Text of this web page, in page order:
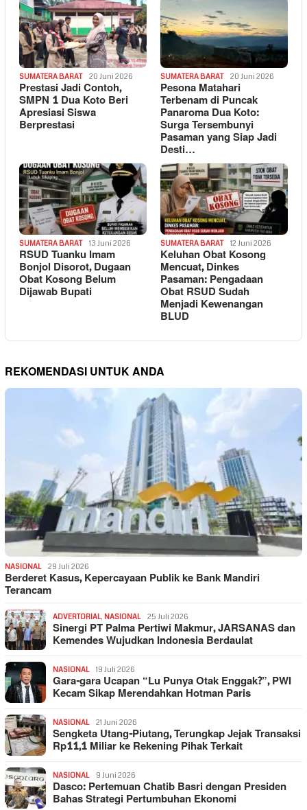
SUMATERA BARAT 20 Juni 2026
Prestasi Jadi Contoh,
SMPN 1 Dua Koto Beri
Apresiasi Siswa
Berprestasi
SUMATERA BARAT 20 Juni 2026
Pesona Matahari
Terbenam di Puncak
Panaroma Dua Koto:
Surga Tersembunyi
Pasaman yang Siap Jadi
Desti…
SUMATERA BARAT 13 Juni 2026
RSUD Tuanku Imam
Bonjol Disorot, Dugaan
Obat Kosong Belum
Dijawab Bupati
SUMATERA BARAT 12 Juni 2026
Keluhan Obat Kosong
Mencuat, Dinkes
Pasaman: Pengadaan
Obat RSUD Sudah
Menjadi Kewenangan
BLUD
REKOMENDASI UNTUK ANDA
NASIONAL 29 Juli 2026
Berderet Kasus, Kepercayaan Publik ke Bank Mandiri
Terancam
ADVERTORIAL, NASIONAL 25 Juli 2026
Sinergi PT Palma Pertiwi Makmur, JARSANAS dan
Kemendes Wujudkan Indonesia Berdaulat
NASIONAL 19 Juli 2026
Gara-gara Ucapan “Lu Punya Otak Enggak?”, PWI
Kecam Sikap Merendahkan Hotman Paris
NASIONAL 21 Juni 2026
Sengketa Utang-Piutang, Terungkap Jejak Transaksi
Rp11,1 Miliar ke Rekening Pihak Terkait
NASIONAL 9 Juni 2026
Dasco: Pertemuan Chatib Basri dengan Presiden
Bahas Strategi Pertumbuhan Ekonomi